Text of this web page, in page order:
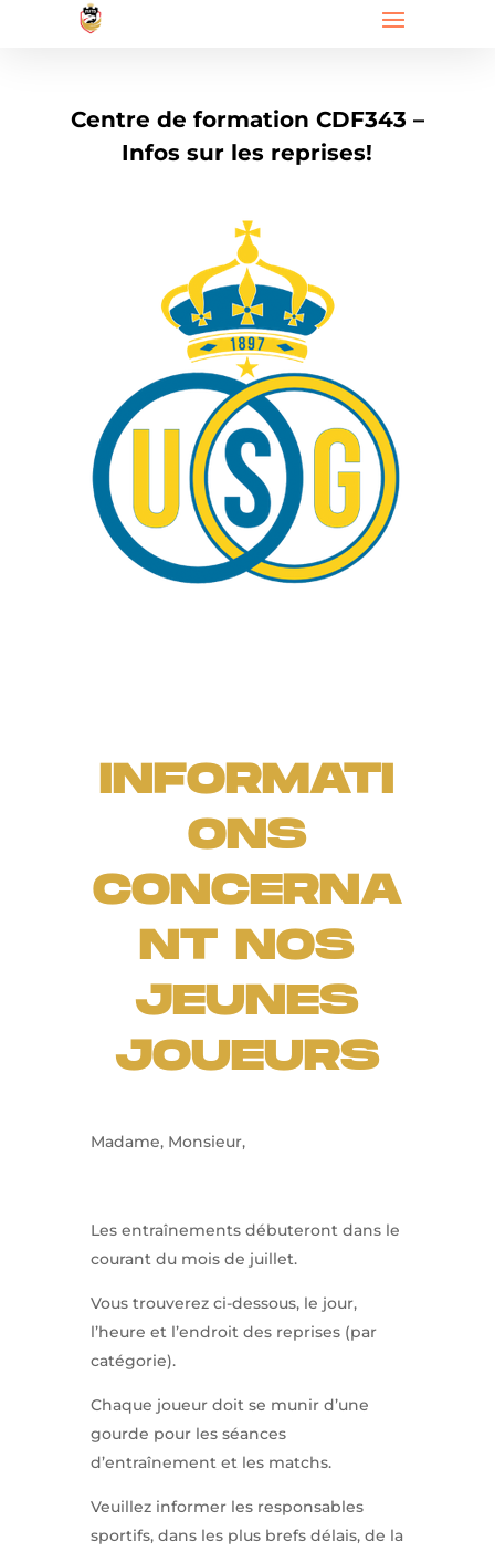
Centre de formation CDF343 –
Infos sur les reprises!
INFORMATI
ONS
CONCERNA
NT NOS
JEUNES
JOUEURS
Madame, Monsieur,
Les entraînements débuteront dans le
courant du mois de juillet.
Vous trouverez ci-dessous, le jour,
l’heure et l’endroit des reprises (par
catégorie).
Chaque joueur doit se munir d’une
gourde pour les séances
d’entraînement et les matchs.
Veuillez informer les responsables
sportifs, dans les plus brefs délais, de la